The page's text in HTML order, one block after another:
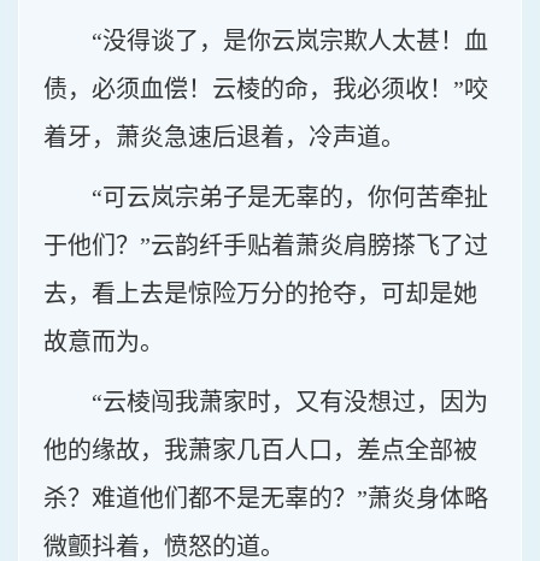
“没得谈了，是你云岚宗欺人太甚！血
债，必须血偿！云棱的命，我必须收！”咬
着牙，萧炎急速后退着，冷声道。
“可云岚宗弟子是无辜的，你何苦牵扯
于他们？”云韵纤手贴着萧炎肩膀搽飞了过
去，看上去是惊险万分的抢夺，可却是她
故意而为。
“云棱闯我萧家时，又有没想过，因为
他的缘故，我萧家几百人口，差点全部被
杀？难道他们都不是无辜的？”萧炎身体略
微颤抖着，愤怒的道。